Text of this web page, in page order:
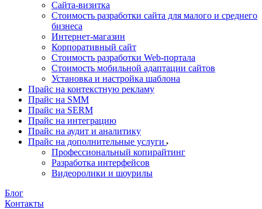
Cайта-визитка
Стоимость разработки сайта для малого и среднего
бизнеса
Интернет-магазин
Корпоративный сайт
Стоимость разработки Web-портала
Стоимость мобильной адаптации сайтов
Установка и настройка шаблона
Прайс на контекстную рекламу
Прайс на SMM
Прайс на SERM
Прайс на интеграцию
Прайс на аудит и аналитику
Прайс на дополнительные услуги
Профессиональный копирайтинг
Разработка интерфейсов
Видеоролики и шоурилы
Блог
Контакты